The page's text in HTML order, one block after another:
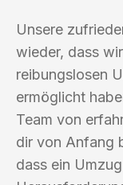
Unsere
wieder, dass
reibungslosen
ermöglicht
Team von
dir von Anfang
dass ein